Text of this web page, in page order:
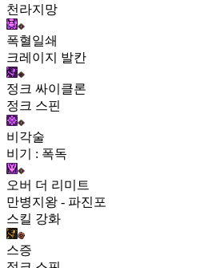
천라지망
폭혈일쇄
크레이지 발칸
정크 싸이클론
정크 스핀
비각술
비기 : 폭독
오버 더 리미트
만병지왕 - 파진포
스킬 강화
스증